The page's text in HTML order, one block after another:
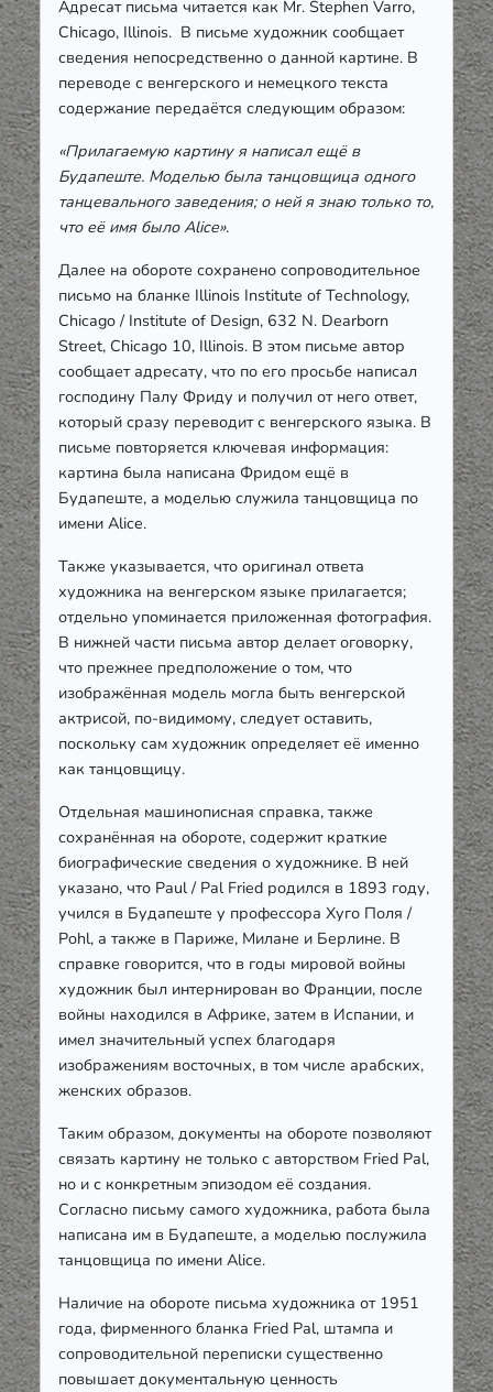
Адресат письма читается как Mr. Stephen Varro,
Chicago, Illinois. В письме художник сообщает
сведения непосредственно о данной картине. В
переводе с венгерского и немецкого текста
содержание передаётся следующим образом:
«Прилагаемую картину я написал ещё в
Будапеште. Моделью была танцовщица одного
танцевального заведения; о ней я знаю только то,
что её имя было Alice».
Далее на обороте сохранено сопроводительное
письмо на бланке Illinois Institute of Technology,
Chicago / Institute of Design, 632 N. Dearborn
Street, Chicago 10, Illinois. В этом письме автор
сообщает адресату, что по его просьбе написал
господину Палу Фриду и получил от него ответ,
который сразу переводит с венгерского языка. В
письме повторяется ключевая информация:
картина была написана Фридом ещё в
Будапеште, а моделью служила танцовщица по
имени Alice.
Также указывается, что оригинал ответа
художника на венгерском языке прилагается;
отдельно упоминается приложенная фотография.
В нижней части письма автор делает оговорку,
что прежнее предположение о том, что
изображённая модель могла быть венгерской
актрисой, по-видимому, следует оставить,
поскольку сам художник определяет её именно
как танцовщицу.
Отдельная машинописная справка, также
сохранённая на обороте, содержит краткие
биографические сведения о художнике. В ней
указано, что Paul / Pal Fried родился в 1893 году,
учился в Будапеште у профессора Хуго Поля /
Pohl, а также в Париже, Милане и Берлине. В
справке говорится, что в годы мировой войны
художник был интернирован во Франции, после
войны находился в Африке, затем в Испании, и
имел значительный успех благодаря
изображениям восточных, в том числе арабских,
женских образов.
Таким образом, документы на обороте позволяют
связать картину не только с авторством Fried Pal,
но и с конкретным эпизодом её создания.
Согласно письму самого художника, работа была
написана им в Будапеште, а моделью послужила
танцовщица по имени Alice.
Наличие на обороте письма художника от 1951
года, фирменного бланка Fried Pal, штампа и
сопроводительной переписки существенно
повышает документальную ценность